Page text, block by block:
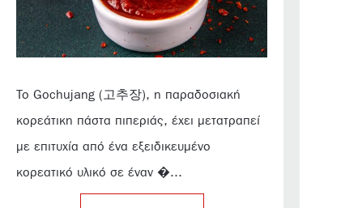
Το Gochujang (고추장), η παραδοσιακή
κορεάτικη πάστα πιπεριάς, έχει μετατραπεί
με επιτυχία από ένα εξειδικευμένο
κορεατικό υλικό σε έναν �...